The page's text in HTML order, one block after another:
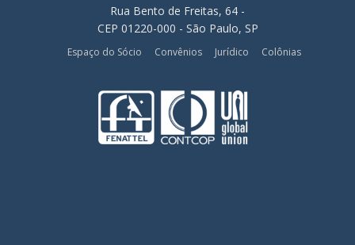
Rua Bento de Freitas, 64 -
CEP 01220-000 - São Paulo, SP
Espaço do Sócio Convênios Jurídico Colônias